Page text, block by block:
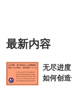
最新内容
无尽进
如何创